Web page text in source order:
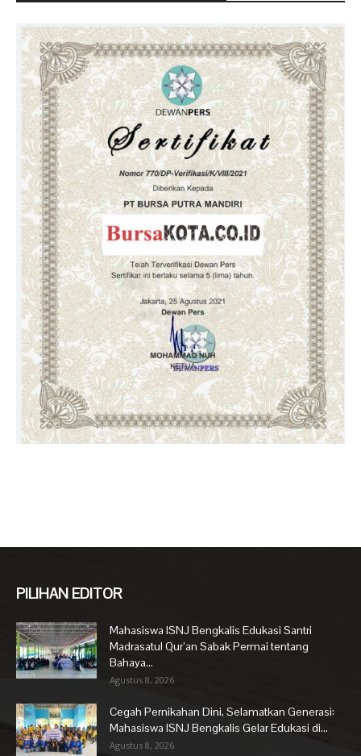
PILIHAN EDITOR
Mahasiswa ISNJ Bengkalis Edukasi Santri
Madrasatul Qur’an Sabak Permai tentang
Bahaya...
Agustus 8, 2026
Cegah Pernikahan Dini, Selamatkan Generasi:
Mahasiswa ISNJ Bengkalis Gelar Edukasi di...
Agustus 8, 2026